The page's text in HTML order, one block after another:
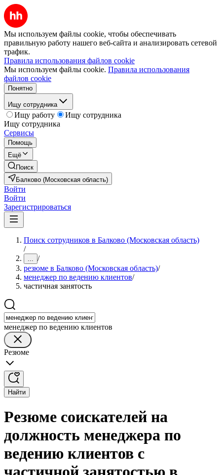
Мы используем файлы cookie, чтобы обеспечивать
правильную работу нашего веб-сайта и анализировать сетевой
трафик.
Правила использования файлов cookie
Мы используем файлы cookie. Правила использования
файлов cookie
Понятно
Ищу сотрудника
Ищу работу
Ищу сотрудника
Ищу сотрудника
Сервисы
Помощь
Ещё
Поиск
Балково (Московская область)
Войти
Войти
Зарегистрироваться
Поиск сотрудников в Балково (Московская область)
/
... /
резюме в Балково (Московская область)/
менеджер по ведению клиентов/
частичная занятость
менеджер по ведению клиентов
Резюме
Найти
Резюме соискателей на
должность менеджера по
ведению клиентов с